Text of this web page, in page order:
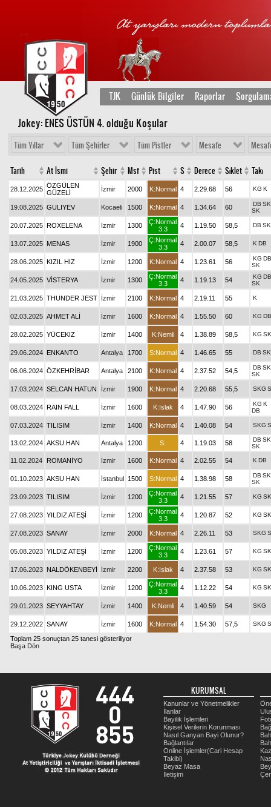
TJK Günlük Bilgiler Raporlar
Jokey: ENES ÜSTÜN 4. olduğu Koşular
Tüm Yıllar Tüm Şehirler Tüm Pistler Mesafe
Tarih At İsmi Şehir Msf Pist S Derece Sıklet Takı
28.12.2025 ÖZGÜLEN
GÜZELİ
İzmir 2000 K:Normal 4 2.29.68 56 KG K
19.08.2025 GULIYEV Kocaeli 1500 K:Normal 4 1.34.64 60 DB
SK
20.07.2025 ROXELENA İzmir 1300
Ç:Normal
3.3
4 1.19.50 58,5 DB SK
13.07.2025 MENAS İzmir 1900
Ç:Normal
3.3
4 2.00.07 58,5 K DB
28.06.2025 KIZIL HIZ İzmir 1200 K:Normal 4 1.23.61 56 KG DB
SK
24.05.2025 VİSTERYA İzmir 1300
Ç:Normal
3.3
4 1.19.13 54 KG DB
SK
21.03.2025 THUNDER JEST İzmir 2100 K:Normal 4 2.19.11 55 K
02.03.2025 AHMET ALİ İzmir 1600 K:Normal 4 1.55.50 60 KG DB
28.02.2025 YÜCEKIZ İzmir 1400 K:Nemli 4 1.38.89 58,5 KG SK
29.06.2024 ENKANTO Antalya 1700 S:Normal 4 1.46.65 55 DB SK
06.06.2024 ÖZKEHRİBAR Antalya 2100 K:Normal 4 2.37.52 54,5 DB
SK
17.03.2024 SELCAN HATUN İzmir 1900 K:Normal 4 2.20.68 55,5 SKG
08.03.2024 RAIN FALL İzmir 1600 K:Islak 4 1.47.90 56 KG K
DB
07.03.2024 TILISIM İzmir 1400 K:Normal 4 1.40.08 54 SKG
13.02.2024 AKSU HAN Antalya 1200 S: 4 1.19.03 58 DB
SK
11.02.2024 ROMANİYO İzmir 1600 K:Normal 4 2.02.55 54 K DB
01.10.2023 AKSU HAN İstanbul 1500 S:Normal 4 1.38.98 58 DB
SK
23.09.2023 TILISIM İzmir 1200
Ç:Normal
3.3
4 1.21.55 57 KG SK
27.08.2023 YILDIZ ATEŞİ İzmir 1200
Ç:Normal
3.3
4 1.20.87 52 KG SK
27.08.2023 SANAY İzmir 2000 K:Normal 4 2.26.11 53 SKG
05.08.2023 YILDIZ ATEŞİ İzmir 1200
Ç:Normal
3.3
4 1.23.61 57 KG SK
17.06.2023 NALDÖKENBEYİ İzmir 2200 K:Islak 4 2.37.58 53 KG SK
10.06.2023 KING USTA İzmir 1200
Ç:Normal
3.3
4 1.12.22 54 KG SK
29.01.2023 SEYYAHTAY İzmir 1400 K:Nemli 4 1.40.59 54 SKG
29.12.2022 SANAY İzmir 1600 K:Normal 4 1.54.30 57,5 SKG
Toplam 25 sonuçtan 25 tanesi gösteriliyor
Başa Dön
KURUMSAL
Kanunlar ve Yönetmelikler
İlanlar
Bayilik İşlemleri
Kişisel Verilerin Korunması
Nasıl Ganyan Bayi Olunur?
Bağlantılar
Online İşlemler(Cari Hesap
Takibi)
Beyaz Masa
İletişim